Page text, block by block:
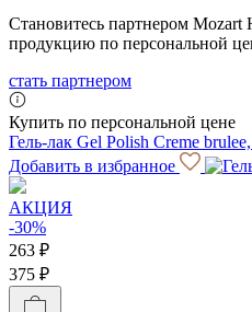
Становитесь партнером Mozart
продукцию по персональной
стать партнером
Купить по персональной цене
Гель-лак Gel Polish Creme
Добавить в избранное
АКЦИЯ
-30%
263 ₽
375 ₽